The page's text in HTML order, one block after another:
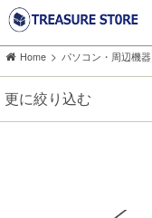
Home > パソコン・周辺機器
更に絞り込む